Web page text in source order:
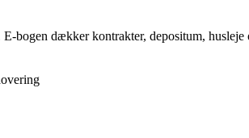
bogen dækker kontrakter, depositum,